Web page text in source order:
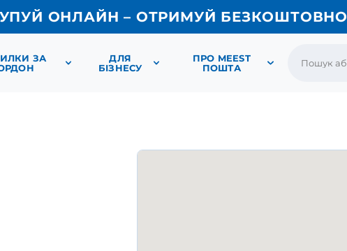
ОНЛАЙН – ОТРИМУЙ БЕЗКОШТОВНО
ЗА
ДЛЯ
БІЗНЕСУ
ПРО MEEST
ПОШТА